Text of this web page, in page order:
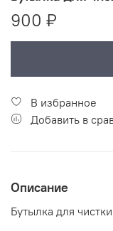
900 ₽
В избранное
Добавить в
Описание
Бутылка для